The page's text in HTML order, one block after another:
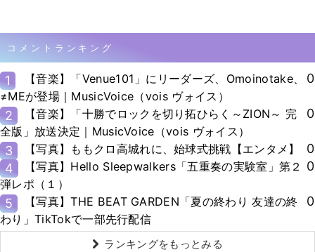
コメントランキング
1
【音楽】「Venue101」にリーダーズ、Omoinotake、
≠MEが登場｜MusicVoice（vois ヴォイス）
0
2
【音楽】「十勝でロックを切り拓ひらく～ZION～ 完
全版」放送決定｜MusicVoice（vois ヴォイス）
0
3 【写真】ももクロ高城れに、始球式挑戦【エンタメ】
0
4
【写真】Hello Sleepwalkers「五重奏の実験室」第２
弾レポ（１）
0
5
【写真】THE BEAT GARDEN「夏の終わり 友達の終
わり」TikTokで一部先行配信
0
ランキングをもっとみる